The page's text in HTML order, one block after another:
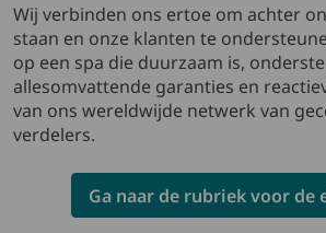
Wij verbinden ons ertoe om achter
staan en onze klanten te
op een spa die duurzaam is,
allesomvattende garanties en
van ons wereldwijde netwerk van
verdelers.
Ga naar de rubriek voor de